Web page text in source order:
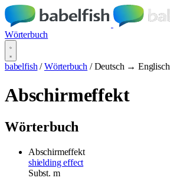
Wörterbuch
babelfish / Wörterbuch / Deutsch → Englisch
Abschirmeffekt
Wörterbuch
Abschirmeffekt
shielding effect
Subst. m